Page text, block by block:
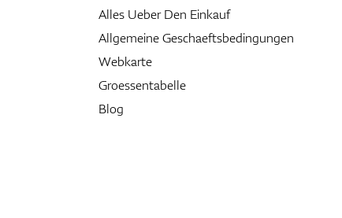
Alles Ueber Den Einkauf
Allgemeine Geschaeftsbedingungen
Webkarte
Groessentabelle
Blog